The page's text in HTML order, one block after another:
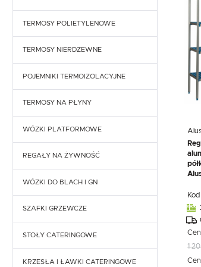
PRZECHOWYWANIE I
SKLEPÓW
EKSPRESY DO KAWY
KUCHENNE
PRZECHOWYWANIE I
TERMOSY POLIETYLENOWE
TERMOSY NIERDZEWNE
POJEMNIKI TERMOIZOLACYJNE
TERMOSY NA PŁYNY
WÓZKI PLATFORMOWE
REGAŁY NA ŻYWNOŚĆ
WÓZKI DO BLACH I GN
SZAFKI GRZEWCZE
STOŁY CATERINGOWE
KRZESŁA I ŁAWKI CATERINGOWE
1